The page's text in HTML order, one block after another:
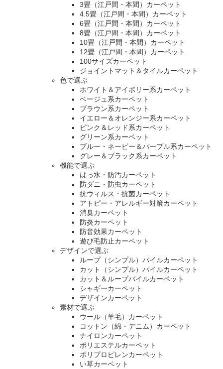
3畳（江戸間・本間）カーペット
4.5畳（江戸間・本間）カーペット
6畳（江戸間・本間）カーペット
8畳（江戸間・本間）カーペット
10畳（江戸間・本間）カーペット
12畳（江戸間・本間）カーペット
100サイズカーペット
ジョイントマット＆タイルカーペット
色で選ぶ
ホワイト＆アイボリー系カーペット
ベージュ系カーペット
ブラウン系カーペット
イエロー＆オレンジー系カーペット
ピンク＆レッド系カーペット
グリーン系カーペット
ブルー・ネービー＆パープル系カーペット
グレー＆ブラック系カーペット
機能で選ぶ
はっ水・防汚カーペット
防ダニ・防虫カーペット
抗ウィルス・抗菌カーペット
アトピー・アレルギー対策カーペット
消臭カーペット
防炎カーペット
防音効果カーペット
遊び毛防止カーペット
デザインで選ぶ
ループ（シンプル）パイルカーペット
カット（シンプル）パイルカーペット
カット＆ループパイルカーペット
シャギーカーペット
デザインカーペット
素材で選ぶ
ウール（羊毛）カーペット
コットン（綿・デニム）カーペット
ナイロンカーペット
ポリエステルカーペット
ポリプロピレンカーペット
い草カーペット